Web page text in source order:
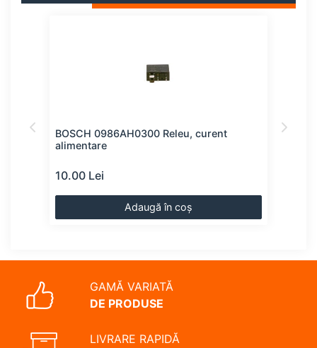
BOSCH 0986AH0300 Releu, curent
alimentare
10.00 Lei
Adaugă în coș
GAMĂ VARIATĂ
DE PRODUSE
LIVRARE RAPIDĂ